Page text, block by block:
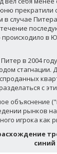
прекратили
в случае
происходило в
в 2004
с
объяснение
рынков
игрока как
синий